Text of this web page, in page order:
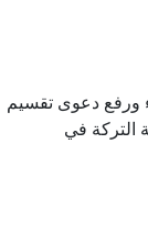
ورفع دعوى تقسيم
التركة في